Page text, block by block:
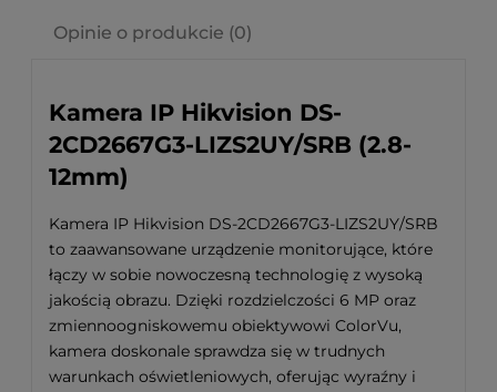
Opinie o produkcie (0)
Kamera IP Hikvision DS-
2CD2667G3-LIZS2UY/SRB (2.8-
12mm)
Kamera IP Hikvision DS-2CD2667G3-LIZS2UY/SRB
to zaawansowane urządzenie monitorujące, które
łączy w sobie nowoczesną technologię z wysoką
jakością obrazu. Dzięki rozdzielczości 6 MP oraz
zmiennoogniskowemu obiektywowi ColorVu,
kamera doskonale sprawdza się w trudnych
warunkach oświetleniowych, oferując wyraźny i